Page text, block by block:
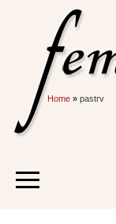
Home » pastrv